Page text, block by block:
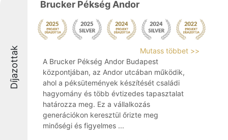
Díjazottak
Brucker Pékség Andor
Mutass többet >>
A Brucker Pékség Andor Budapest
központjában, az Andor utcában működik,
ahol a péksütemények készítését családi
hagyomány és több évtizedes tapasztalat
határozza meg. Ez a vállalkozás
generációkon keresztül őrizte meg
minőségi és figyelmes ...